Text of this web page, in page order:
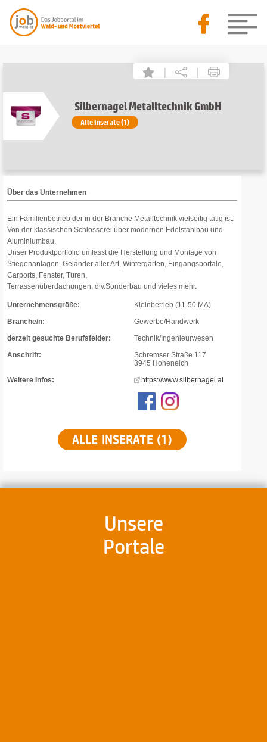
| |
Silbernagel Metalltechnik GmbH
Alle Inserate (1)
Über das Unternehmen
Ein Familienbetrieb der in der Branche Metalltechnik vielseitig tätig ist.
Von der klassischen Schlosserei über modernen Edelstahlbau und
Aluminiumbau.
Unser Produktportfolio umfasst die Herstellung und Montage von
Stiegenanlagen, Geländer aller Art, Wintergärten, Eingangsportale,
Carports, Fenster, Türen,
Terrassenüberdachungen, div.Sonderbau und vieles mehr.
Unternehmensgröße:
Kleinbetrieb (11-50 MA)
Branche/n:
Gewerbe/Handwerk
derzeit gesuchte Berufsfelder:
Technik/Ingenieurwesen
Anschrift:
Schremser Straße 117
3945 Hoheneich
Weitere Infos:
https://www.silbernagel.at
ALLE INSERATE (1)
Unsere
Portale